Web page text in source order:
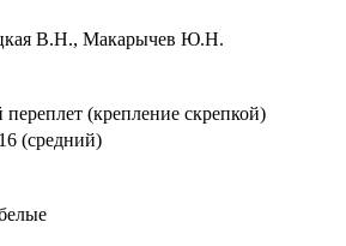
В.Н., Макарычев Ю.Н.
переплет (крепление скрепкой)
(средний)